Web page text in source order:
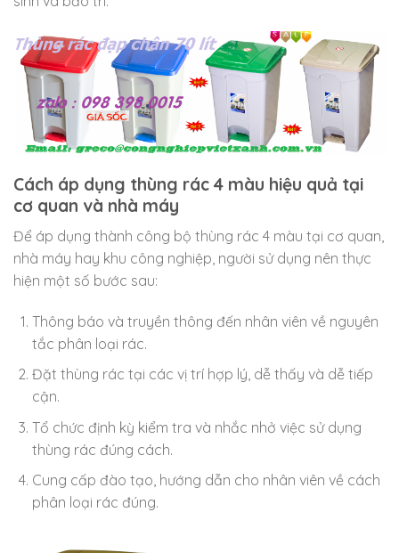
Cách áp dụng thùng rác 4 màu hiệu quả tại
cơ quan và nhà máy
Để áp dụng thành công bộ thùng rác 4 màu tại cơ quan,
nhà máy hay khu công nghiệp, người sử dụng nên thực
hiện một số bước sau:
Thông báo và truyền thông đến nhân viên về nguyên
tắc phân loại rác.
Đặt thùng rác tại các vị trí hợp lý, dễ thấy và dễ tiếp
cận.
Tổ chức định kỳ kiểm tra và nhắc nhở việc sử dụng
thùng rác đúng cách.
Cung cấp đào tạo, hướng dẫn cho nhân viên về cách
phân loại rác đúng.